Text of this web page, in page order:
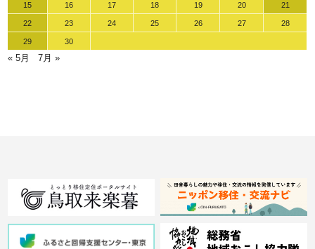
15 16 17 18 19 20 21
22 23 24 25 26 27 28
29 30
« 5月 7月 »